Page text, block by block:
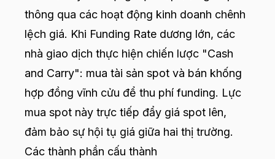
thông qua các hoạt động kinh doanh chênh
lệch giá. Khi Funding Rate dương lớn, các
nhà giao dịch thực hiện chiến lược "Cash
and Carry": mua tài sản spot và bán khống
hợp đồng vĩnh cửu để thu phí funding. Lực
mua spot này trực tiếp đẩy giá spot lên,
đảm bảo sự hội tụ giá giữa hai thị trường.
Các thành phần cấu thành